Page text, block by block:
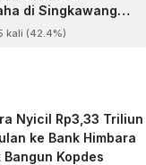
di Singkawang
di Halaman
kali (42.4%)
Nyicil Rp3,33 Triliun
ke Bank Himbara
Bangun Kopdes